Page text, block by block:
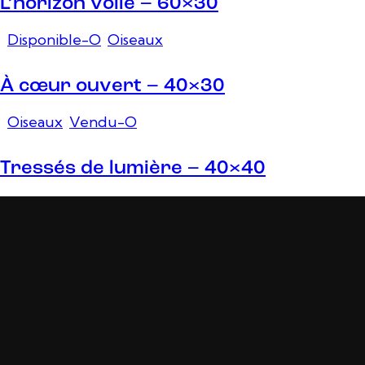
L’horizon voilé – 60×30
Disponible-O Oiseaux
À cœur ouvert – 40×30
Oiseaux Vendu-O
Tressés de lumière – 40×40